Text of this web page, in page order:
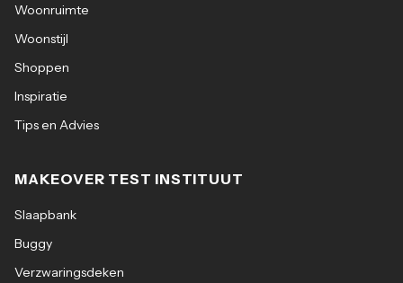
Woonruimte
Woonstijl
Shoppen
Inspiratie
Tips en Advies
MAKEOVER TEST INSTITUUT
Slaapbank
Buggy
Verzwaringsdeken